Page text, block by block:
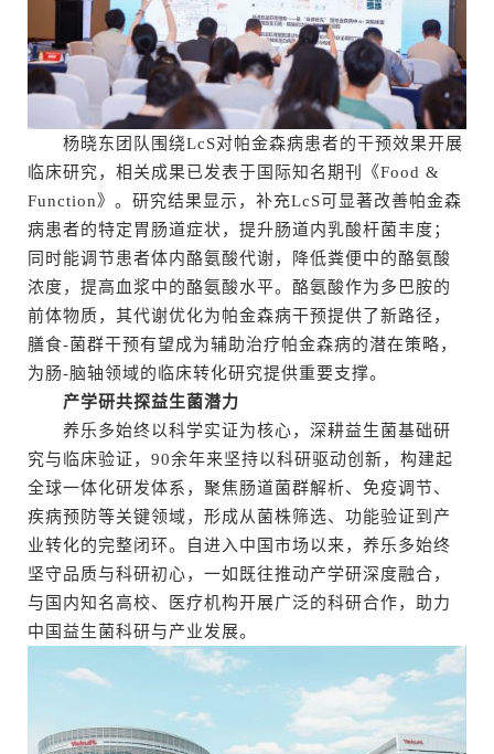
杨晓东团队围绕LcS对帕金森病患者的干预效果开展
临床研究，相关成果已发表于国际知名期刊《Food &
Function》。研究结果显示，补充LcS可显著改善帕金森
病患者的特定胃肠道症状，提升肠道内乳酸杆菌丰度；
同时能调节患者体内酪氨酸代谢，降低粪便中的酪氨酸
浓度，提高血浆中的酪氨酸水平。酪氨酸作为多巴胺的
前体物质，其代谢优化为帕金森病干预提供了新路径，
膳食-菌群干预有望成为辅助治疗帕金森病的潜在策略，
为肠-脑轴领域的临床转化研究提供重要支撑。
产学研共探益生菌潜力
养乐多始终以科学实证为核心，深耕益生菌基础研
究与临床验证，90余年来坚持以科研驱动创新，构建起
全球一体化研发体系，聚焦肠道菌群解析、免疫调节、
疾病预防等关键领域，形成从菌株筛选、功能验证到产
业转化的完整闭环。自进入中国市场以来，养乐多始终
坚守品质与科研初心，一如既往推动产学研深度融合，
与国内知名高校、医疗机构开展广泛的科研合作，助力
中国益生菌科研与产业发展。